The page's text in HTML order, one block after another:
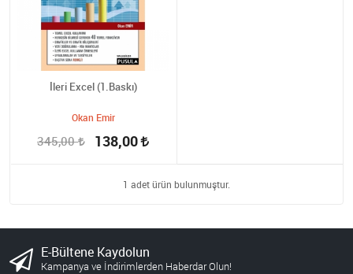
İleri Excel (1.Baskı)
Okan Emir
345,00 138,00
1 adet ürün bulunmuştur.
E-Bültene Kaydolun
Kampanya ve İndirimlerden Haberdar Olun!